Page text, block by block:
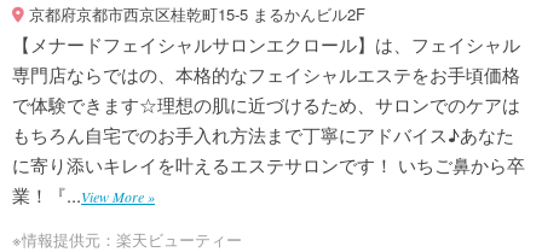
京都府京都市西京区桂乾町15-5 まるかんビル2F
【メナードフェイシャルサロンエクロール】は、フェイシャル
専門店ならではの、本格的なフェイシャルエステをお手頃価格
で体験できます☆理想の肌に近づけるため、サロンでのケアは
もちろん自宅でのお手入れ方法まで丁寧にアドバイス♪あなた
に寄り添いキレイを叶えるエステサロンです！ いちご鼻から卒
業！『...View More »
※情報提供元：楽天ビューティー